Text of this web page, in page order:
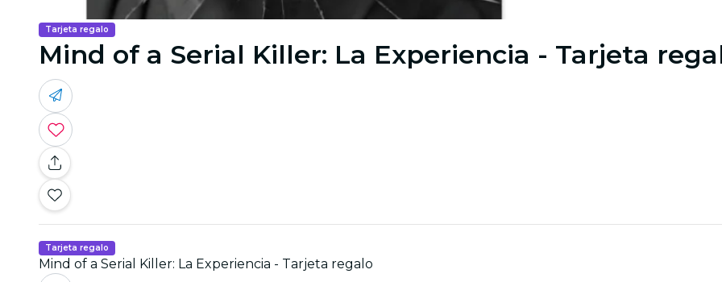
Tarjeta regalo
Mind of a Serial Killer: La Experiencia - Tarjeta
Tarjeta regalo
Mind of a Serial Killer: La Experiencia - Tarjeta regalo